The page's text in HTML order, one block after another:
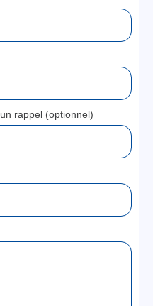
rappel (optionnel)